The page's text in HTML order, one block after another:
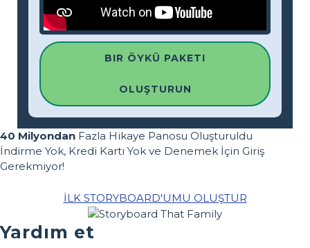
BIR ÖYKÜ PAKETI
OLUŞTURUN
40 Milyondan Fazla Hikaye Panosu Oluşturuldu
İndirme Yok, Kredi Kartı Yok ve Denemek İçin Giriş
Gerekmiyor!
İLK STORYBOARD'UMU OLUŞTUR
Yardım et